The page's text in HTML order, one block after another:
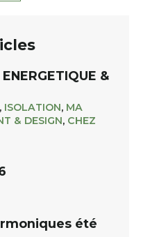
&
, ISOLATION, MA
& DESIGN, CHEZ
été